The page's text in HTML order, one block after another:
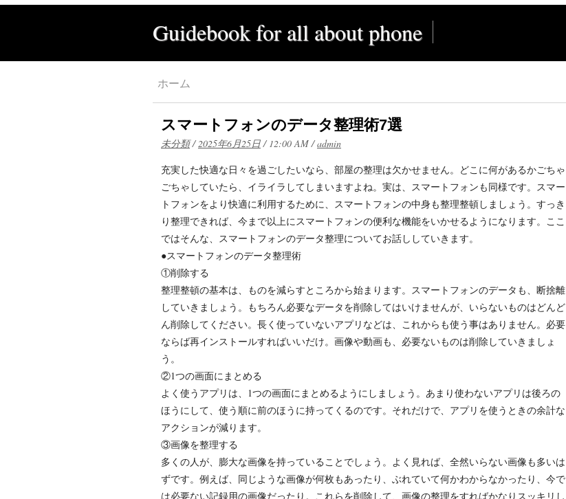
Guidebook for all about phone
ホーム
スマートフォンのデータ整理術7選
未分類 / 2025年6月25日 /12:00 AM/ admin
充実した快適な日々を過ごしたいなら、部屋の整理は欠かせません。どこに何があるかごちゃ
ごちゃしていたら、イライラしてしまいますよね。実は、スマートフォンも同様です。スマー
トフォンをより快適に利用するために、スマートフォンの中身も整理整頓しましょう。すっき
り整理できれば、今まで以上にスマートフォンの便利な機能をいかせるようになります。ここ
ではそんな、スマートフォンのデータ整理についてお話ししていきます。
●スマートフォンのデータ整理術
①削除する
整理整頓の基本は、ものを減らすところから始まります。スマートフォンのデータも、断捨離
していきましょう。もちろん必要なデータを削除してはいけませんが、いらないものはどんど
ん削除してください。長く使っていないアプリなどは、これからも使う事はありません。必要
ならば再インストールすればいいだけ。画像や動画も、必要ないものは削除していきましょ
う。
②1つの画面にまとめる
よく使うアプリは、1つの画面にまとめるようにしましょう。あまり使わないアプリは後ろの
ほうにして、使う順に前のほうに持ってくるのです。それだけで、アプリを使うときの余計な
アクションが減ります。
③画像を整理する
多くの人が、膨大な画像を持っていることでしょう。よく見れば、全然いらない画像も多いは
ずです。例えば、同じような画像が何枚もあったり、ぶれていて何かわからなかったり、今で
は必要ない記録用の画像だったり。これらを削除して、画像の整理をすればかなりスッキリし